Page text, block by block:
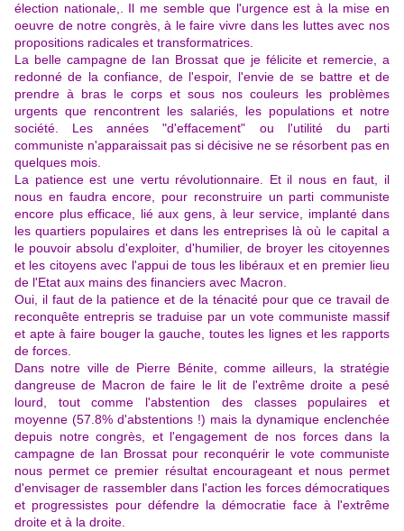
élection nationale,. Il me semble que l'urgence est à la mise en
oeuvre de notre congrès, à le faire vivre dans les luttes avec nos
propositions radicales et transformatrices.
La belle campagne de Ian Brossat que je félicite et remercie, a
redonné de la confiance, de l'espoir, l'envie de se battre et de
prendre à bras le corps et sous nos couleurs les problèmes
urgents que rencontrent les salariés, les populations et notre
société. Les années "d'effacement" ou l'utilité du parti
communiste n'apparaissait pas si décisive ne se résorbent pas en
quelques mois.
La patience est une vertu révolutionnaire. Et il nous en faut, il
nous en faudra encore, pour reconstruire un parti communiste
encore plus efficace, lié aux gens, à leur service, implanté dans
les quartiers populaires et dans les entreprises là où le capital a
le pouvoir absolu d'exploiter, d'humilier, de broyer les citoyennes
et les citoyens avec l'appui de tous les libéraux et en premier lieu
de l'Etat aux mains des financiers avec Macron.
Oui, il faut de la patience et de la ténacité pour que ce travail de
reconquête entrepris se traduise par un vote communiste massif
et apte à faire bouger la gauche, toutes les lignes et les rapports
de forces.
Dans notre ville de Pierre Bénite, comme ailleurs, la stratégie
dangreuse de Macron de faire le lit de l'extrême droite a pesé
lourd, tout comme l'abstention des classes populaires et
moyenne (57.8% d'abstentions !) mais la dynamique enclenchée
depuis notre congrès, et l'engagement de nos forces dans la
campagne de Ian Brossat pour reconquérir le vote communiste
nous permet ce premier résultat encourageant et nous permet
d'envisager de rassembler dans l'action les forces démocratiques
et progressistes pour défendre la démocratie face à l'extrême
droite et à la droite.